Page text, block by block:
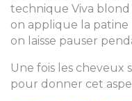
technique Viva blond
on applique la patine
on laisse pauser
Une fois les cheveux
pour donner cet